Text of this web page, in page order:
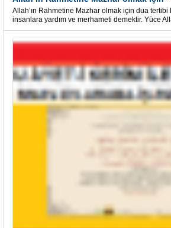
Allah’ın Rahmetine Mazhar olmak için dua tertibi
insanlara yardım ve merhameti demektir. Yüce